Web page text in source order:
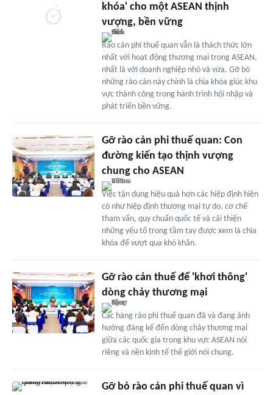
khóa' cho một ASEAN thịnh
vượng, bền vững
Rào cản phi thuế quan vẫn là thách thức lớn
nhất với hoạt động thương mại trong ASEAN,
nhất là với doanh nghiệp nhỏ và vừa. Gỡ bỏ
những rào cản này chính là chìa khóa giúc khu
vực thành công trong hành trình hội nhập và
phát triển bền vững.
Gỡ rào cản phi thuế quan: Con
đường kiến tạo thịnh vượng
chung cho ASEAN
Việc tận dụng hiệu quả hơn các hiệp định hiện
có như hiệp định thương mại tự do, cơ chế
tham vấn, quy chuẩn quốc tế và cải thiện
những yếu tố trong tầm tay được xem là chìa
khóa để vượt qua khó khăn.
Gỡ rào cản thuế để 'khơi thông'
dòng chảy thương mại
Các hàng rào phi thuế quan đã và đang ảnh
hưởng đáng kể đến dòng chảy thương mại
giữa các quốc gia trong khu vực ASEAN nói
riêng và nền kinh tế thế giới nói chung.
Gỡ bỏ rào cản phi thuế quan vì